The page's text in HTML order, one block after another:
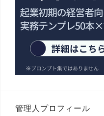
管理人プロフィール